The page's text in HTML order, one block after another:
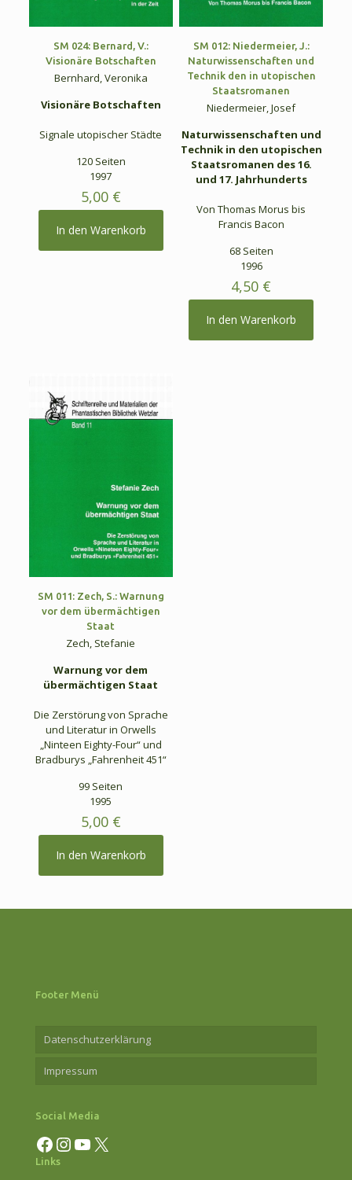
SM 024: Bernard, V.:
Visionäre Botschaften
Bernhard, Veronika
Visionäre Botschaften
Signale utopischer Städte
120 Seiten
1997
5,00 €
In den Warenkorb
SM 012: Niedermeier, J.:
Naturwissenschaften und
Technik den in utopischen
Staatsromanen
Niedermeier, Josef
Naturwissenschaften und
Technik in den utopischen
Staatsromanen des 16.
und 17. Jahrhunderts
Von Thomas Morus bis
Francis Bacon
68 Seiten
1996
4,50 €
In den Warenkorb
SM 011: Zech, S.: Warnung
vor dem übermächtigen
Staat
Zech, Stefanie
Warnung vor dem
übermächtigen Staat
Die Zerstörung von Sprache
und Literatur in Orwells
„Ninteen Eighty-Four“ und
Bradburys „Fahrenheit 451“
99 Seiten
1995
5,00 €
In den Warenkorb
Footer Menü
Datenschutzerklärung
Impressum
Social Media
Facebook InstagramYouTube X
Links